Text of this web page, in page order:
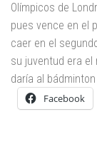
Olímpicos de
pues vence en el
caer en el
su juventud era el
daría al
Facebook